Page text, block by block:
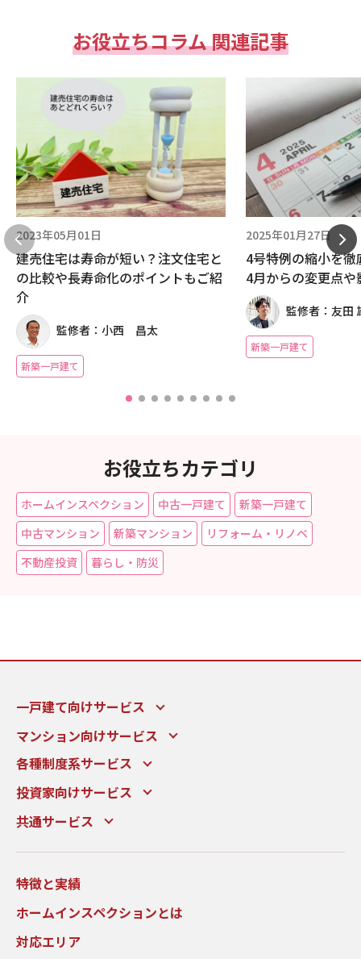
お役立ちコラム 関連記事
2023年05月01日
建売住宅は寿命が短い？注文住宅と
の比較や長寿命化のポイントもご紹
介
監修者：小西 昌太
新築一戸建て
2025年01月27日
4号特例の縮小を
4月からの変更点や
監修者：友田
新築一戸建て
お役立ちカテゴリ
ホームインスペクション 中古一戸建て
新築一戸建て
中古マンション
新築マンション
リフォーム・リノベ
不動産投資
暮らし・防災
一戸建て向けサービス
マンション向けサービス
各種制度系サービス
投資家向けサービス
共通サービス
特徴と実績
ホームインスペクションとは
対応エリア